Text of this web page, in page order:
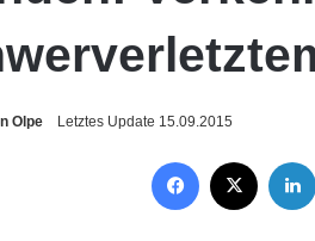
Olpe Letztes Update 15.09.2015